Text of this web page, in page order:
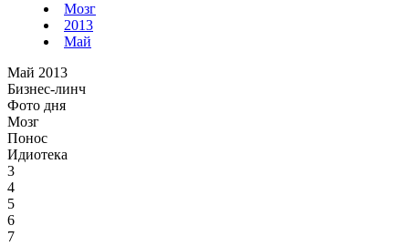
Мозг
2013
Май
Май 2013
Бизнес-линч
Фото дня
Мозг
Понос
Идиотека
3
4
5
6
7